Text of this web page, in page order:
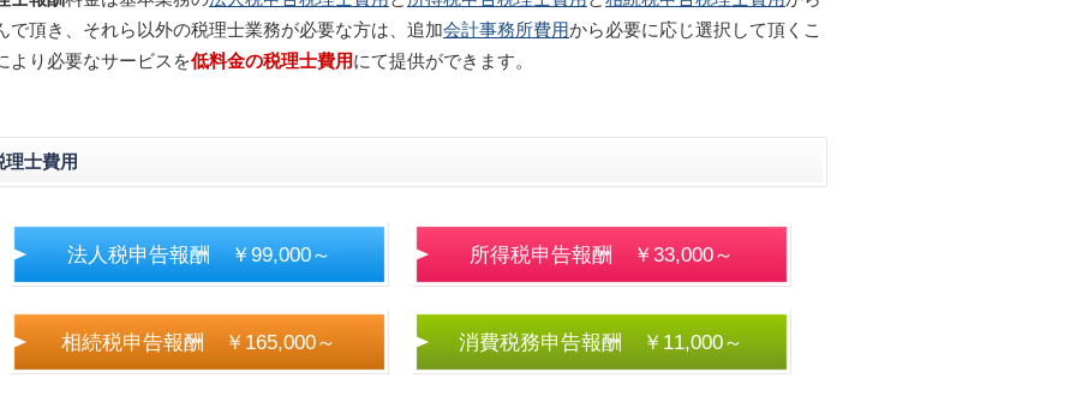
で頂き、それら以外の税理士業務が必要な方は、追加会計事務所費用から必要に応じ選択して頂くこ
より必要なサービスを低料金の税理士費用にて提供ができます。
理士費用
法人税申告報酬 ￥99,000～ 所得税申告報酬 ￥33,000～
相続税申告報酬 ￥165,000～ 消費税務申告報酬 ￥11,000～